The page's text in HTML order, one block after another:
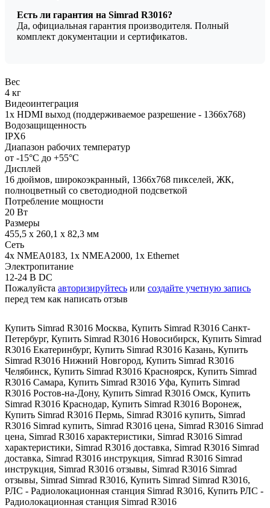
Есть ли гарантия на Simrad R3016?
Да, официальная гарантия производителя. Полный
комплект документации и сертификатов.
Вес
4 кг
Видеоинтеграция
1x HDMI выход (поддерживаемое разрешение - 1366х768)
Водозащищенность
IPX6
Диапазон рабочих температур
от -15°C до +55°C
Дисплей
16 дюймов, широкоэкранный, 1366х768 пикселей, ЖК,
полноцветный со светодиодной подсветкой
Потребление мощности
20 Вт
Размеры
455,5 х 260,1 х 82,3 мм
Сеть
4x NMEA0183, 1x NMEA2000, 1x Ethernet
Электропитание
12-24 В DC
Пожалуйста авторизируйтесь или создайте учетную запись
перед тем как написать отзыв
Купить Simrad R3016 Москва, Купить Simrad R3016 Санкт-
Петербург, Купить Simrad R3016 Новосибирск, Купить Simrad
R3016 Екатеринбург, Купить Simrad R3016 Казань, Купить
Simrad R3016 Нижний Новгород, Купить Simrad R3016
Челябинск, Купить Simrad R3016 Красноярск, Купить Simrad
R3016 Самара, Купить Simrad R3016 Уфа, Купить Simrad
R3016 Ростов-на-Дону, Купить Simrad R3016 Омск, Купить
Simrad R3016 Краснодар, Купить Simrad R3016 Воронеж,
Купить Simrad R3016 Пермь, Simrad R3016 купить, Simrad
R3016 Simrad купить, Simrad R3016 цена, Simrad R3016 Simrad
цена, Simrad R3016 характеристики, Simrad R3016 Simrad
характеристики, Simrad R3016 доставка, Simrad R3016 Simrad
доставка, Simrad R3016 инструкция, Simrad R3016 Simrad
инструкция, Simrad R3016 отзывы, Simrad R3016 Simrad
отзывы, Simrad Simrad R3016, Купить Simrad Simrad R3016,
РЛС - Радиолокационная станция Simrad R3016, Купить РЛС -
Радиолокационная станция Simrad R3016